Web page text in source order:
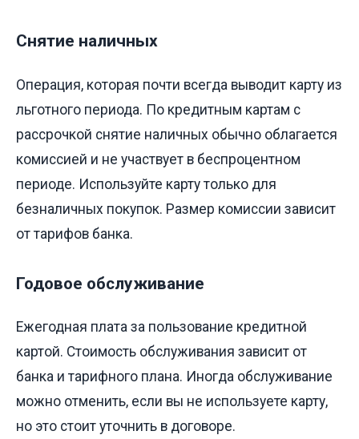
Снятие наличных
Операция, которая почти всегда выводит карту из
льготного периода. По кредитным картам с
рассрочкой снятие наличных обычно облагается
комиссией и не участвует в беспроцентном
периоде. Используйте карту только для
безналичных покупок. Размер комиссии зависит
от тарифов банка.
Годовое обслуживание
Ежегодная плата за пользование кредитной
картой. Стоимость обслуживания зависит от
банка и тарифного плана. Иногда обслуживание
можно отменить, если вы не используете карту,
но это стоит уточнить в договоре.